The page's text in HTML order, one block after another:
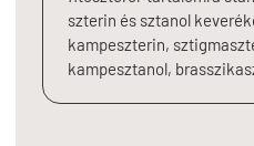
szterin és sztanol
kampeszterin,
kampesztanol,